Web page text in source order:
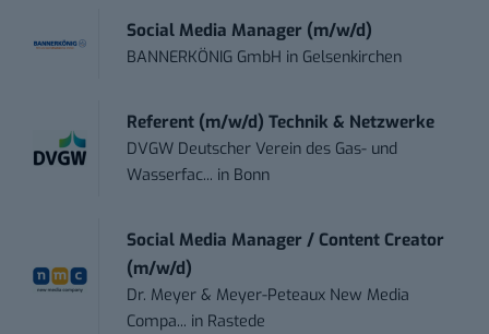
Social Media Manager (m/w/d)
BANNERKÖNIG GmbH in Gelsenkirchen
Referent (m/w/d) Technik & Netzwerke
DVGW Deutscher Verein des Gas- und
Wasserfac... in Bonn
Social Media Manager / Content Creator
(m/w/d)
Dr. Meyer & Meyer-Peteaux New Media
Compa... in Rastede